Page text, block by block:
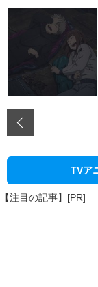
TVア
【注目の記事】[PR]